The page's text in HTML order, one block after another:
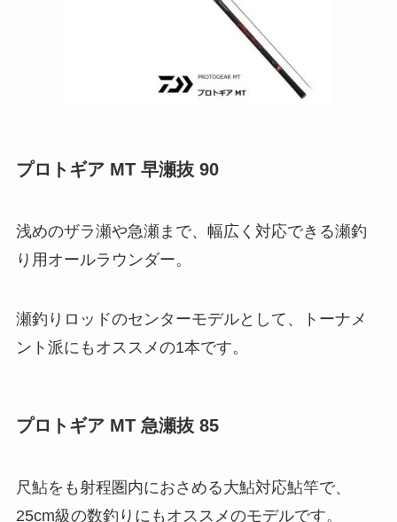
プロトギア MT 早瀬抜 90
浅めのザラ瀬や急瀬まで、幅広く対応できる瀬釣
り用オールラウンダー。
瀬釣りロッドのセンターモデルとして、トーナメ
ント派にもオススメの1本です。
プロトギア MT 急瀬抜 85
尺鮎をも射程圏内におさめる大鮎対応鮎竿で、
25cm級の数釣りにもオススメのモデルです。